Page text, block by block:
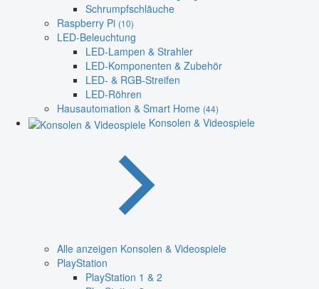
Schrumpfschläuche
Raspberry Pi (10)
LED-Beleuchtung
LED-Lampen & Strahler
LED-Komponenten & Zubehör
LED- & RGB-Streifen
LED-Röhren
Hausautomation & Smart Home (44)
Konsolen & Videospiele
Alle anzeigen Konsolen & Videospiele
PlayStation
PlayStation 1 & 2